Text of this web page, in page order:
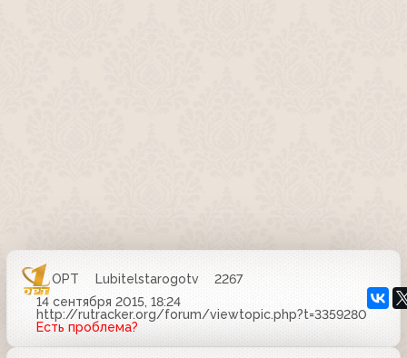
ОРТ Lubitelstarogotv
2267
14 сентября 2015, 18:24
http://rutracker.org/forum/viewtopic.php?t=3359280
Есть проблема?